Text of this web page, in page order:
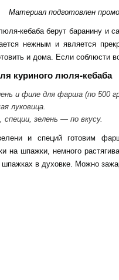
Материал подготовлен
кебаба берут баранину и
нежным и является
и дома. Если соблюсти
куриного люля-кебаба
и филе для фарша (по 500
луковица.
специи, зелень — по вкусу.
и специй готовим
на шпажки, немного
в духовке. Можно